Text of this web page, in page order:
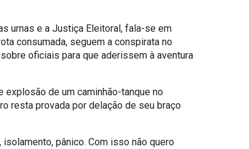
urnas e a Justiça Eleitoral, fala-se em
consumada, seguem a conspirata no
oficiais para que aderissem à aventura
de um caminhão-tanque no
resta provada por delação de seu braço
pânico. Com isso não quero